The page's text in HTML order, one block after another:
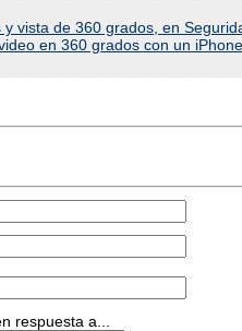
vista de 360 grados, en
en 360 grados con un iPhone
respuesta a...